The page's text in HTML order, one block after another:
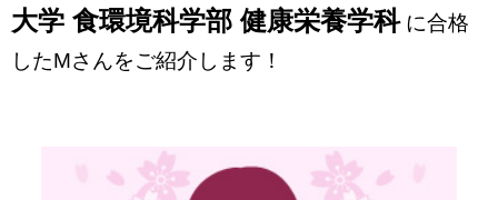
大学 食環境科学部 健康栄養学科に合格
したMさんをご紹介します！